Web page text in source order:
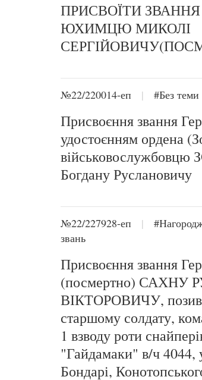
ПРИСВОЇТИ
ЮХИМЦЮ МИКОЛІ
№22/220014-еп | #Без теми
Присвоєння звання
удостоєнням ордена
військовослужбовцю
Богдану Руслановичу
№22/227928-еп |
звань
Присвоєння звання
(посмертно) САХНУ
ВІКТОРОВИЧУ,
старшому солдату,
1 взводу роти
"Гайдамаки" в/ч
Бондарі,